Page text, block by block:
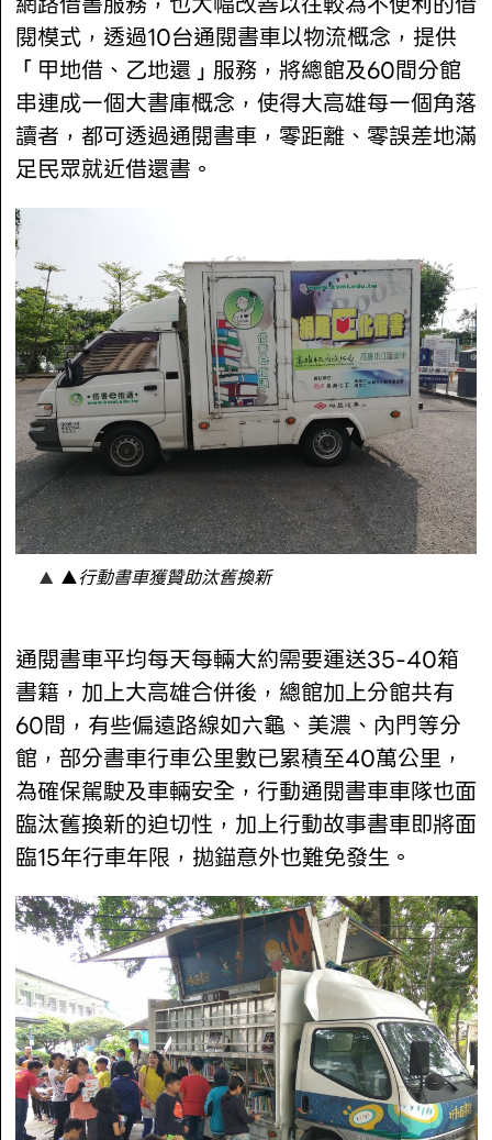
閱模式，透過10台通閱書車以物流概念，提供
「甲地借、乙地還」服務，將總館及60間分館
串連成一個大書庫概念，使得大高雄每一個角落
讀者，都可透過通閱書車，零距離、零誤差地滿
足民眾就近借還書。
▲行動書車獲贊助汰舊換新
通閱書車平均每天每輛大約需要運送35-40箱
書籍，加上大高雄合併後，總館加上分館共有
60間，有些偏遠路線如六龜、美濃、內門等分
館，部分書車行車公里數已累積至40萬公里，
為確保駕駛及車輛安全，行動通閱書車車隊也面
臨汰舊換新的迫切性，加上行動故事書車即將面
臨15年行車年限，拋錨意外也難免發生。